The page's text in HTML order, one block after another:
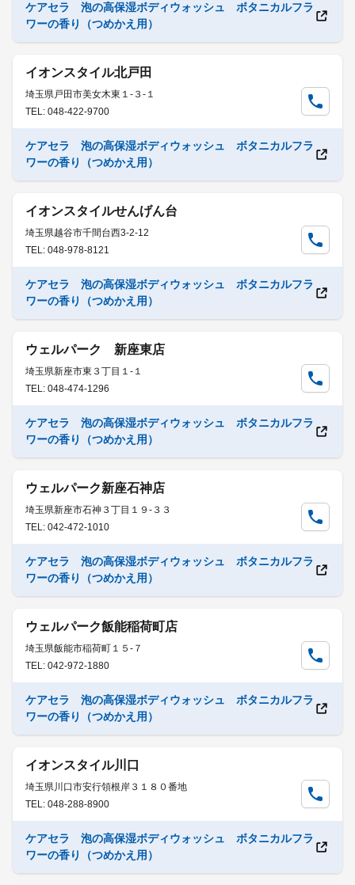
ケアセラ 泡の高保湿ボディウォッシュ ボタニカルフラ
ワーの香り（つめかえ用）
イオンスタイル北戸田
埼玉県戸田市美女木東１-３-１
TEL: 048-422-9700
ケアセラ 泡の高保湿ボディウォッシュ ボタニカルフラ
ワーの香り（つめかえ用）
イオンスタイルせんげん台
埼玉県越谷市千間台西3-2-12
TEL: 048-978-8121
ケアセラ 泡の高保湿ボディウォッシュ ボタニカルフラ
ワーの香り（つめかえ用）
ウェルパーク 新座東店
埼玉県新座市東３丁目１-１
TEL: 048-474-1296
ケアセラ 泡の高保湿ボディウォッシュ ボタニカルフラ
ワーの香り（つめかえ用）
ウェルパーク新座石神店
埼玉県新座市石神３丁目１９-３３
TEL: 042-472-1010
ケアセラ 泡の高保湿ボディウォッシュ ボタニカルフラ
ワーの香り（つめかえ用）
ウェルパーク飯能稲荷町店
埼玉県飯能市稲荷町１５-７
TEL: 042-972-1880
ケアセラ 泡の高保湿ボディウォッシュ ボタニカルフラ
ワーの香り（つめかえ用）
イオンスタイル川口
埼玉県川口市安行領根岸３１８０番地
TEL: 048-288-8900
ケアセラ 泡の高保湿ボディウォッシュ ボタニカルフラ
ワーの香り（つめかえ用）